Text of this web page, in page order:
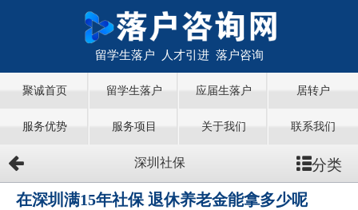
留学生落户 人才引进 落户咨询
聚诚首页 留学生落户 应届生落户 居转户
服务优势 服务项目 关于我们 联系我们
深圳社保 分类
在深圳满15年社保 退休养老金能拿多少呢